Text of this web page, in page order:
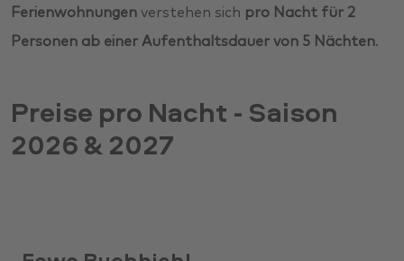
Ferienwohnungen verstehen sich pro Nacht für 2
Personen ab einer Aufenthaltsdauer von 5 Nächten.
Preise pro Nacht - Saison
2026 & 2027